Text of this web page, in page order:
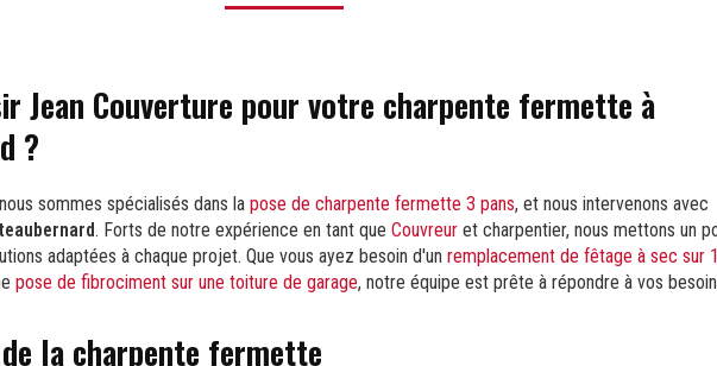
Jean Couverture pour votre charpente fermette à
?
sommes spécialisés dans la pose de charpente fermette 3 pans, et nous intervenons avec
. Forts de notre expérience en tant que Couvreur et charpentier, nous mettons un
adaptées à chaque projet. Que vous ayez besoin d'un remplacement de fêtage à sec sur
pose de fibrociment sur une toiture de garage, notre équipe est prête à répondre à vos
la charpente fermette